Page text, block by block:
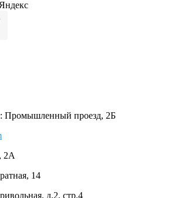
Промышленный проезд, 2Б
2А
14
д.2, стр.4